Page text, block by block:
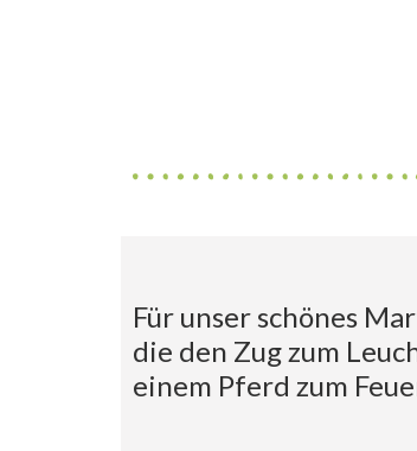
Für unser schönes
die den Zug zum
einem Pferd zum